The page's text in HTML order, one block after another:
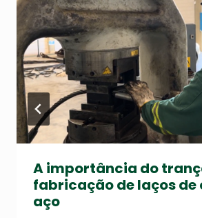
A importância do
fabricação de laços de
aço